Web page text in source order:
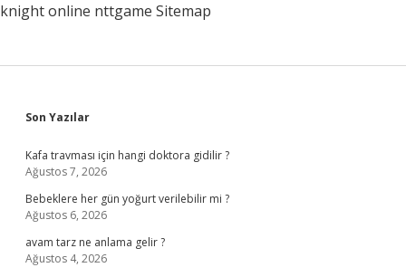
knight online nttgame Sitemap
Sidebar
Son Yazılar
Kafa travması için hangi doktora gidilir ?
Ağustos 7, 2026
Bebeklere her gün yoğurt verilebilir mi ?
Ağustos 6, 2026
avam tarz ne anlama gelir ?
Ağustos 4, 2026